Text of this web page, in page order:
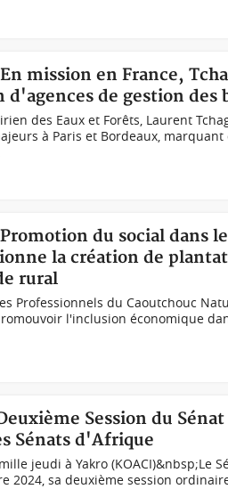
mission en France,
d'agences de gestion des
des Eaux et Forêts, Laurent
à Paris et Bordeaux,
du social dans
la création de
rural
Professionnels du Caoutchouc
l'inclusion économique
Session du
Sénats d'Afrique
jeudi à Yakro (KOACI)&nbsp;Le
2024, sa deuxième session